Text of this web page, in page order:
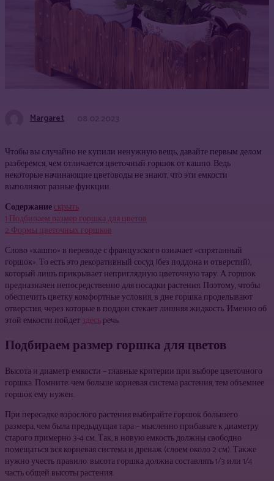
Margaret
Чтобы вы случайно не купили ненужную вещь, давайте первым делом
разберемся, чем отличается цветочный горшок от кашпо. Ведь
некоторые начинающие цветоводы не знают, что эти емкости
выполняют разные функции.
Содержаниескрыть
1Подбираем размер горшка для цветов
2Формы цветочных горшков
Слово «кашпо» в переводе с французского означает «спрятанный
горшок». То есть это декоративный сосуд (без поддона и отверстий),
который лишь прикрывает неприглядную цветочную тару. А горшок
предназначен непосредственно для посадки растения. Поэтому, чтобы
обеспечить цветку комфортные условия, в дне горшка проделывают
отверстия, через которые в поддон стекает лишняя жидкость. Именно об
этой емкости пойдетздесьречь.
Подбираем размер горшка для цветов
Высота и диаметр емкости – главные критерии при выборе цветочного
горшка. Помните: чем больше корневая система растения, тем объемнее
горшок ему нужен.
При пересадке взрослого растения выбирайте горшок большего
размера, чем была предыдущая тара – мысленно прибавьте к диаметру
старого примерно 3-4 см. Так, в новую емкость должны свободно
помещаться вся корневая система и дренаж (слоем около 2 см). Также
нужно учесть правило: высота горшка должна составлять 1/3 или 1/4
часть общей высоты растения.